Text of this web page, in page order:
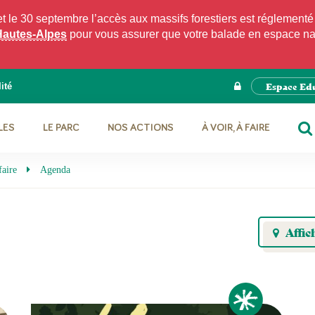
30 septembre l’accès aux massifs forestiers est
Alpes pour vous assurer que votre balade en espace
Espace
LE PARC NOS ACTIONS
À VOIR, À FAIRE
Agenda